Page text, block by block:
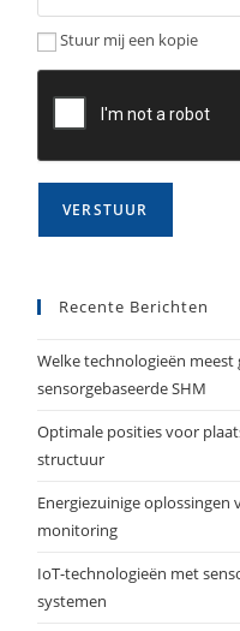
Stuur mij een kopie
Recente Berichten
Welke technologieën
sensorgebaseerde SHM
Optimale posities voor
structuur
Energiezuinige oplossingen
monitoring
IoT-technologieën met
systemen